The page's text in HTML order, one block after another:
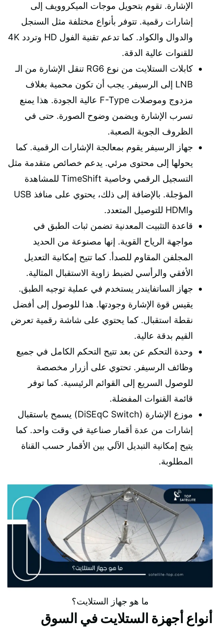
الإشارة. تقوم بتحويل موجات الميكروويف إلى
إشارات رقمية. تتوفر بأنواع مختلفة مثل السنجل
والدوال والكواد. كما تدعم تقنية الفول HD وتردد 4K
للقنوات عالية الدقة.
كابلات الستلايت من نوع RG6 تنقل الإشارة من الـ
LNB إلى الرسيفر. يجب أن تكون محمية بغلاف
مزدوج وموصلات F-Type عالية الجودة. هذا يمنع
تسرب الإشارة ويضمن وضوح الصورة. حتى في
الظروف الجوية الصعبة.
جهاز الرسيفر يقوم بمعالجة الإشارات الرقمية. كما
يحولها إلى محتوى مرئي. يدعم خصائص متقدمة مثل
التسجيل الرقمي وخاصية TimeShift للمشاهدة
المؤجلة. بالإضافة إلى ذلك، يحتوي على منافذ USB
وHDMI للتوصيل المتعدد.
قاعدة التثبيت المعدنية تضمن ثبات الطبق في
مواجهة الرياح القوية. إنها مصنوعة من الحديد
المجلفن المقاوم للصدأ. كما تتيح إمكانية التعديل
الأفقي والرأسي لضبط زاوية الاستقبال المثالية.
جهاز الساتفايندر يستخدم في عملية توجيه الطبق.
يقيس قوة الإشارة وجودتها. هذا للوصول إلى أفضل
نقطة استقبال. كما يحتوي على شاشة رقمية تعرض
القيم بدقة عالية.
وحدة التحكم عن بعد تتيح التحكم الكامل في جميع
وظائف الرسيفر. تحتوي على أزرار مخصصة
للوصول السريع إلى القوائم الرئيسية. كما توفر
قائمة القنوات المفضلة.
موزع الإشارة (DiSEqC Switch) يسمح باستقبال
إشارات من عدة أقمار صناعية في وقت واحد. كما
يتيح إمكانية التبديل الآلي بين الأقمار حسب القناة
المطلوبة.
ما هو جهاز الستلايت؟
أنواع أجهزة الستلايت في السوق